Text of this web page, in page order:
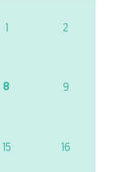
1 2
8 9
15 16